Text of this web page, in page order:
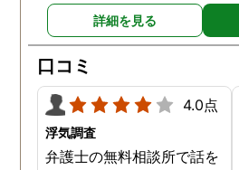
詳細を見る
口コミ
4.0点
浮気調査
弁護士の無料相談所で話を